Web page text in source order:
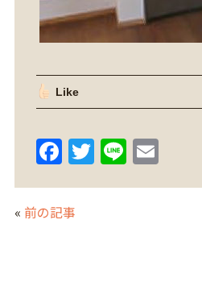
Like
F
a
c
e
T
w
Li
n
E
m
« 前の記事